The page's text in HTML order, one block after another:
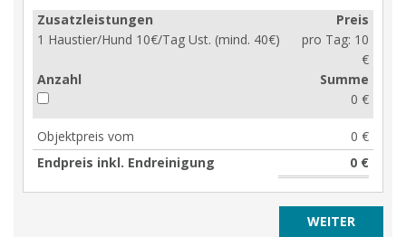
Zusatzleistungen
1 Haustier/Hund 10€/Tag Ust. (mind. 40€)
Preis
pro Tag: 10
€
Anzahl
Summe
0 €
Objektpreis vom
0 €
Endpreis inkl. Endreinigung
0 €